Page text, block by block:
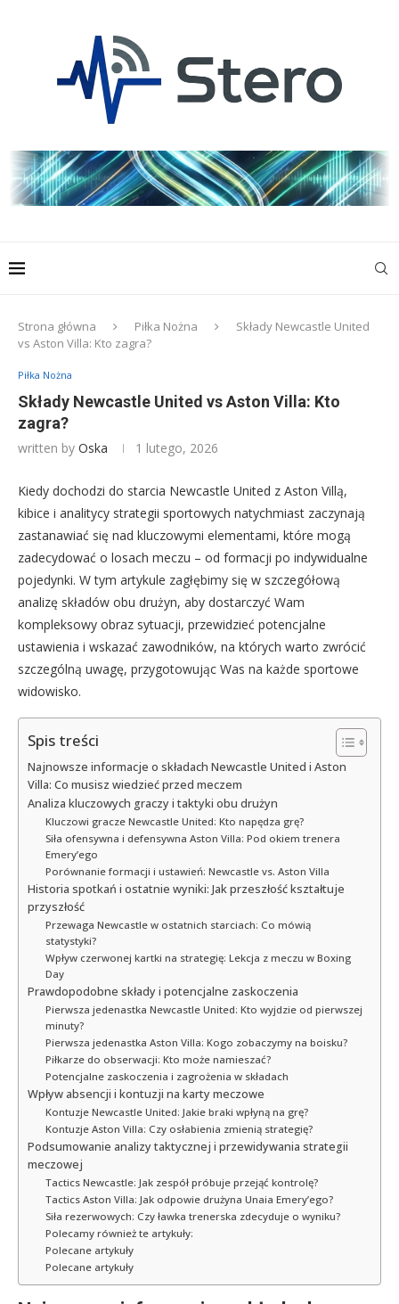
Strona główna Piłka Nożna
Składy Newcastle United
vs Aston Villa: Kto zagra?
Piłka Nożna
Składy Newcastle United vs Aston Villa: Kto
zagra?
written by Oska 1 lutego, 2026
Kiedy dochodzi do starcia Newcastle United z Aston Villą,
kibice i analitycy strategii sportowych natychmiast zaczynają
zastanawiać się nad kluczowymi elementami, które mogą
zadecydować o losach meczu – od formacji po indywidualne
pojedynki. W tym artykule zagłębimy się w szczegółową
analizę składów obu drużyn, aby dostarczyć Wam
kompleksowy obraz sytuacji, przewidzieć potencjalne
ustawienia i wskazać zawodników, na których warto zwrócić
szczególną uwagę, przygotowując Was na każde sportowe
widowisko.
Spis treści
Najnowsze informacje o składach Newcastle United i Aston
Villa: Co musisz wiedzieć przed meczem
Analiza kluczowych graczy i taktyki obu drużyn
Kluczowi gracze Newcastle United: Kto napędza grę?
Siła ofensywna i defensywna Aston Villa: Pod okiem trenera
Emery’ego
Porównanie formacji i ustawień: Newcastle vs. Aston Villa
Historia spotkań i ostatnie wyniki: Jak przeszłość kształtuje
przyszłość
Przewaga Newcastle w ostatnich starciach: Co mówią
statystyki?
Wpływ czerwonej kartki na strategię: Lekcja z meczu w Boxing
Day
Prawdopodobne składy i potencjalne zaskoczenia
Pierwsza jedenastka Newcastle United: Kto wyjdzie od pierwszej
minuty?
Pierwsza jedenastka Aston Villa: Kogo zobaczymy na boisku?
Piłkarze do obserwacji: Kto może namieszać?
Potencjalne zaskoczenia i zagrożenia w składach
Wpływ absencji i kontuzji na karty meczowe
Kontuzje Newcastle United: Jakie braki wpłyną na grę?
Kontuzje Aston Villa: Czy osłabienia zmienią strategię?
Podsumowanie analizy taktycznej i przewidywania strategii
meczowej
Tactics Newcastle: Jak zespół próbuje przejąć kontrolę?
Tactics Aston Villa: Jak odpowie drużyna Unaia Emery’ego?
Siła rezerwowych: Czy ławka trenerska zdecyduje o wyniku?
Polecamy również te artykuły:
Polecane artykuły
Polecane artykuły